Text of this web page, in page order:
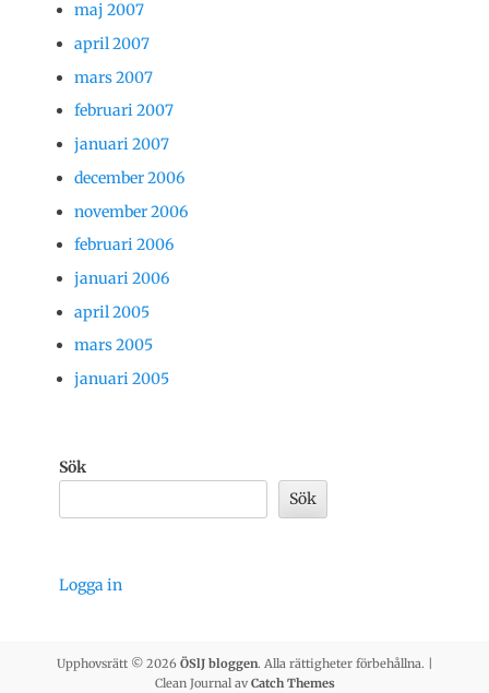
maj 2007
april 2007
mars 2007
februari 2007
januari 2007
december 2006
november 2006
februari 2006
januari 2006
april 2005
mars 2005
januari 2005
Sök
Sök
Logga in
Upphovsrätt © 2026 ÖSlJ bloggen. Alla rättigheter förbehållna. |
Clean Journal av Catch Themes